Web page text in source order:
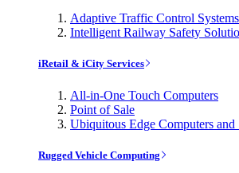
Adaptive Traffic Control Systems
Intelligent Railway Safety
iRetail & iCity Services
All-in-One Touch Computers
Point of Sale
Ubiquitous Edge Computers and
Rugged Vehicle Computing